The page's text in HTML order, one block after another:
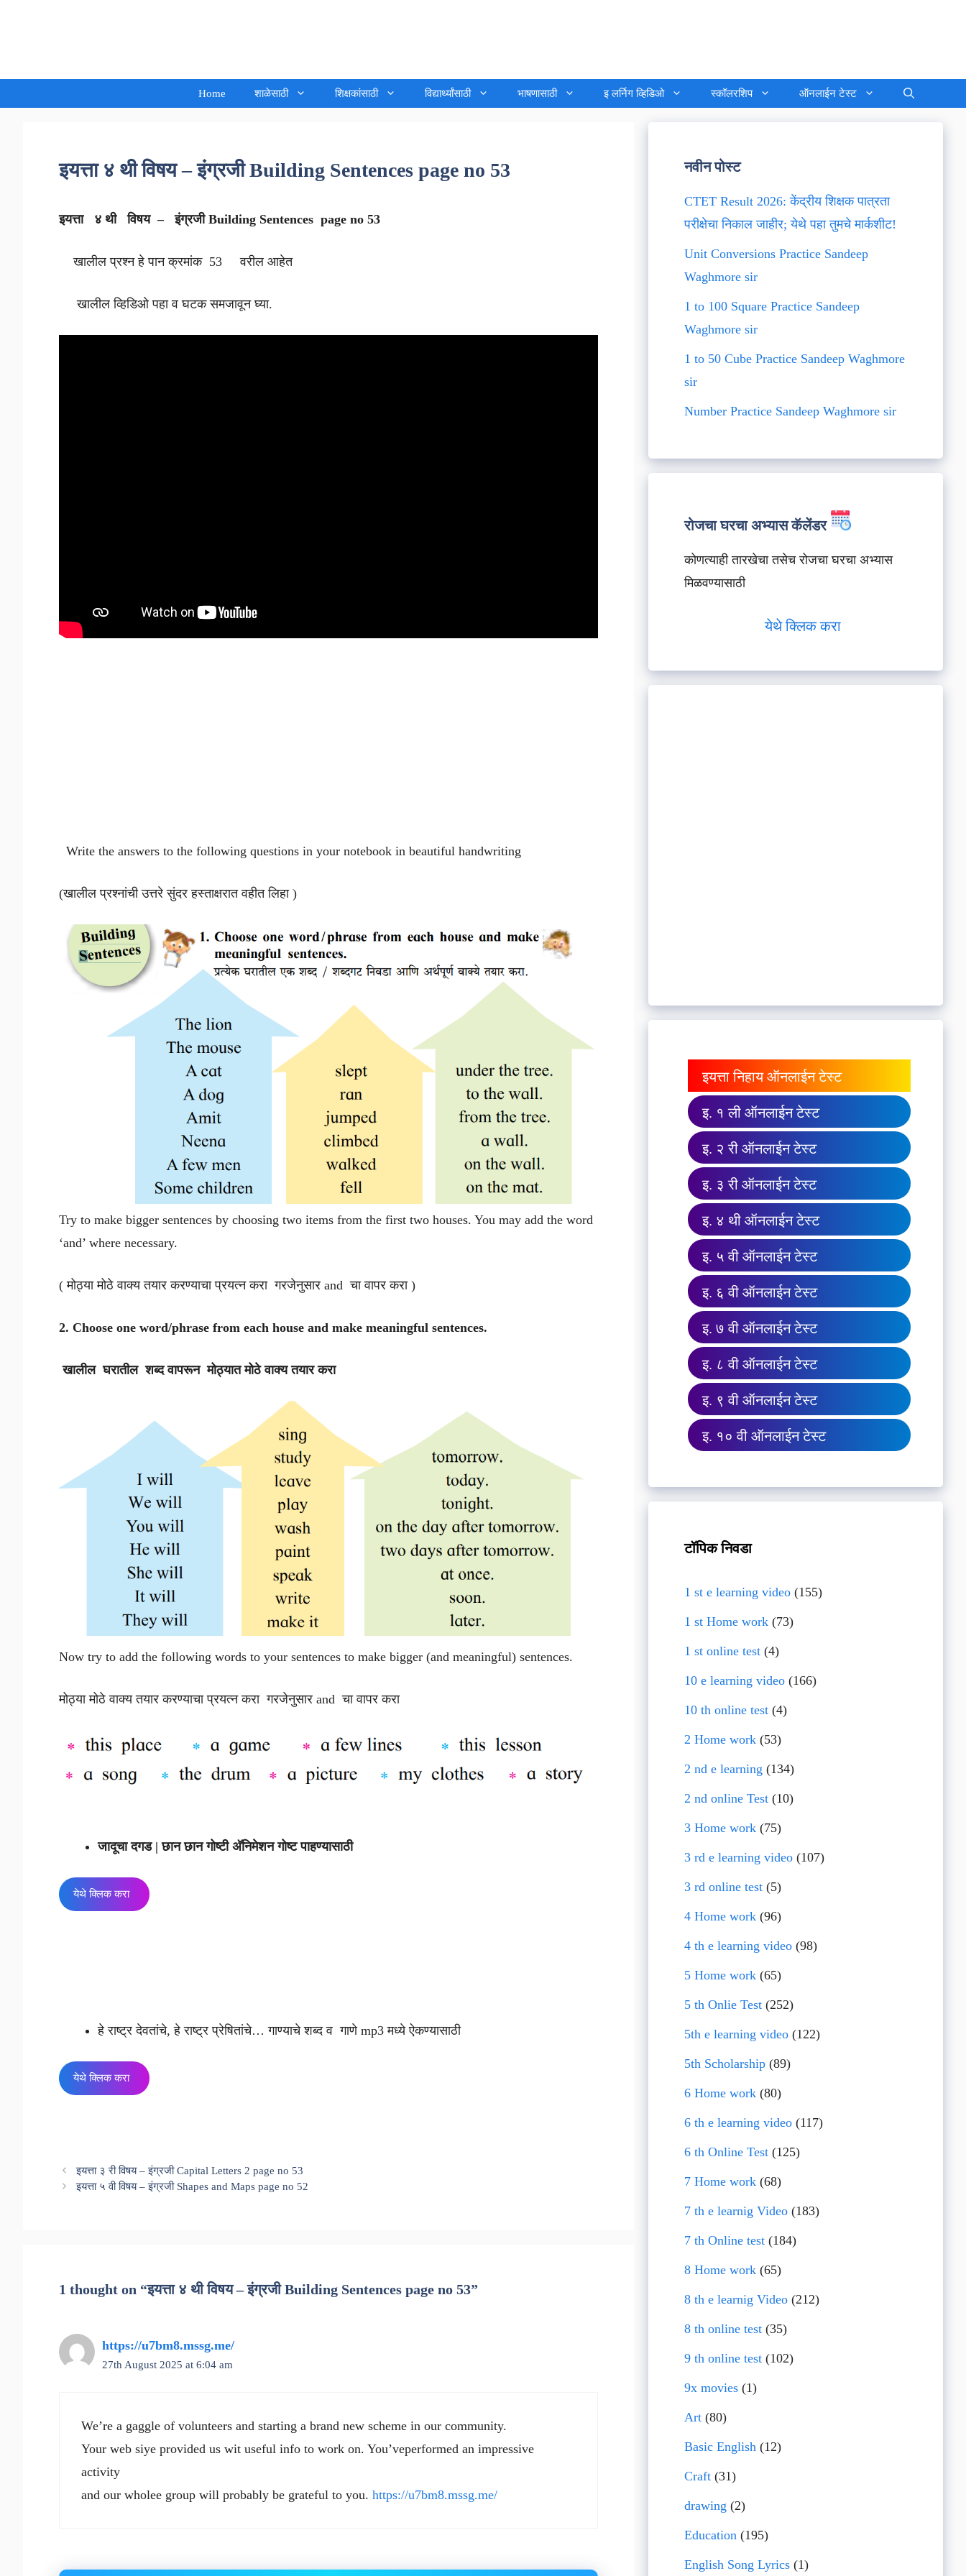
Home शाळेसाठी शिक्षकांसाठी विद्यार्थ्यांसाठी भाषणासाठी इ लर्निग व्हिडिओ स्कॉलरशिप ऑनलाईन टेस्ट
इयत्ता ४ थी विषय – इंग्रजी Building Sentences page no 53
इयत्ता ४ थी विषय – इंग्रजी Building Sentences page no 53
खालील प्रश्न हे पान क्रमांक 53 वरील आहेत
खालील व्हिडिओ पहा व घटक समजावून घ्या.
Write the answers to the following questions in your notebook in beautiful handwriting
(खालील प्रश्नांची उत्तरे सुंदर हस्ताक्षरात वहीत लिहा )
Try to make bigger sentences by choosing two items from the first two houses. You may add the word
‘and’ where necessary.
( मोठ्या मोठे वाक्य तयार करण्याचा प्रयत्न करा गरजेनुसार and चा वापर करा )
2. Choose one word/phrase from each house and make meaningful sentences.
खालील घरातील शब्द वापरून मोठ्यात मोठे वाक्य तयार करा
Now try to add the following words to your sentences to make bigger (and meaningful) sentences.
मोठ्या मोठे वाक्य तयार करण्याचा प्रयत्न करा गरजेनुसार and चा वापर करा
जादूचा दगड | छान छान गोष्टी अ‍ॅनिमेशन गोष्ट पाहण्यासाठी
येथे क्लिक करा
हे राष्ट्र देवतांचे, हे राष्ट्र प्रेषितांचे… गाण्याचे शब्द व गाणे mp3 मध्ये ऐकण्यासाठी
येथे क्लिक करा
इयत्ता ३ री विषय – इंग्रजी Capital Letters 2 page no 53
इयत्ता ५ वी विषय – इंग्रजी Shapes and Maps page no 52
1 thought on “इयत्ता ४ थी विषय – इंग्रजी Building Sentences page no 53”
https://u7bm8.mssg.me/
27th August 2025 at 6:04 am
We’re a gaggle of volunteers and starting a brand new scheme in our community.
Your web siye provided us wit useful info to work on. You’veperformed an impressive
activity
and our wholee group will probably be grateful to you. https://u7bm8.mssg.me/
नवीन पोस्ट
CTET Result 2026: केंद्रीय शिक्षक पात्रता
परीक्षेचा निकाल जाहीर; येथे पहा तुमचे मार्कशीट!
Unit Conversions Practice Sandeep
Waghmore sir
1 to 100 Square Practice Sandeep
Waghmore sir
1 to 50 Cube Practice Sandeep Waghmore
sir
Number Practice Sandeep Waghmore sir
रोजचा घरचा अभ्यास कॅलेंडर
कोणत्याही तारखेचा तसेच रोजचा घरचा अभ्यास
मिळवण्यासाठी
येथे क्लिक करा
इयत्ता निहाय ऑनलाईन टेस्ट
इ. १ ली ऑनलाईन टेस्ट
इ. २ री ऑनलाईन टेस्ट
इ. ३ री ऑनलाईन टेस्ट
इ. ४ थी ऑनलाईन टेस्ट
इ. ५ वी ऑनलाईन टेस्ट
इ. ६ वी ऑनलाईन टेस्ट
इ. ७ वी ऑनलाईन टेस्ट
इ. ८ वी ऑनलाईन टेस्ट
इ. ९ वी ऑनलाईन टेस्ट
इ. १० वी ऑनलाईन टेस्ट
टॉपिक निवडा
1 st e learning video (155)
1 st Home work (73)
1 st online test (4)
10 e learning video (166)
10 th online test (4)
2 Home work (53)
2 nd e learning (134)
2 nd online Test (10)
3 Home work (75)
3 rd e learning video (107)
3 rd online test (5)
4 Home work (96)
4 th e learning video (98)
5 Home work (65)
5 th Onlie Test (252)
5th e learning video (122)
5th Scholarship (89)
6 Home work (80)
6 th e learning video (117)
6 th Online Test (125)
7 Home work (68)
7 th e learnig Video (183)
7 th Online test (184)
8 Home work (65)
8 th e learnig Video (212)
8 th online test (35)
9 th online test (102)
9x movies (1)
Art (80)
Basic English (12)
Craft (31)
drawing (2)
Education (195)
English Song Lyrics (1)